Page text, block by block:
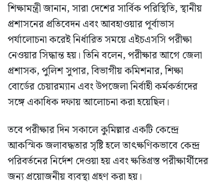
শিক্ষামন্ত্রী জানান, সারা দেশের সার্বিক পরিস্থিতি, স্থানীয়
প্রশাসনের প্রতিবেদন এবং আবহাওয়ার পূর্বাভাস
পর্যালোচনা করেই নির্ধারিত সময়ে এইচএসসি পরীক্ষা
নেওয়ার সিদ্ধান্ত হয়। তিনি বলেন, পরীক্ষার আগে জেলা
প্রশাসক, পুলিশ সুপার, বিভাগীয় কমিশনার, শিক্ষা
বোর্ডের চেয়ারম্যান এবং উপজেলা নির্বাহী কর্মকর্তাদের
সঙ্গে একাধিক দফায় আলোচনা করা হয়েছিল।
তবে পরীক্ষার দিন সকালে কুমিল্লার একটি কেন্দ্রে
আকস্মিক জলাবদ্ধতার সৃষ্টি হলে তাৎক্ষণিকভাবে কেন্দ্র
পরিবর্তনের নির্দেশ দেওয়া হয় এবং ক্ষতিগ্রস্ত পরীক্ষার্থীদের
জন্য প্রয়োজনীয় ব্যবস্থা গ্রহণ করা হয়।